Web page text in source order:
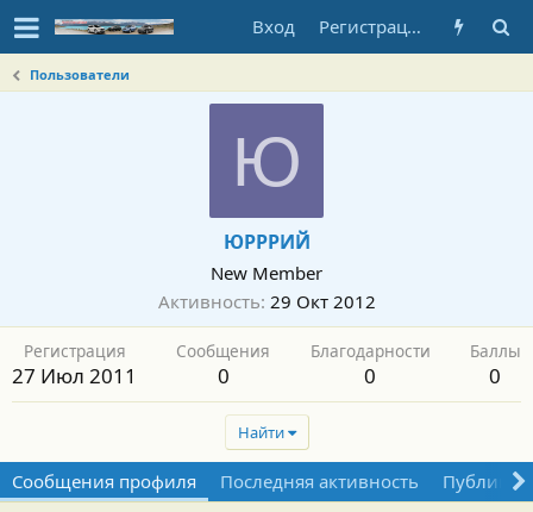
Вход Регистрация
Пользователи
Ю
ЮРРРИЙ
New Member
Активность 29 Окт 2012
Регистрация
27 Июл 2011
Сообщения
0
Благодарности
0
Баллы
0
Найти
Сообщения профиля Последняя активность